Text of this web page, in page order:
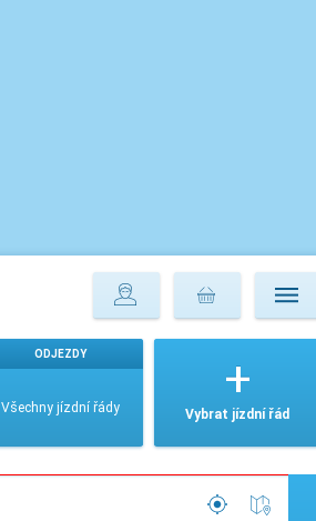
ODJEZDY
Všechny jízdní řády Vybrat jízdní řád